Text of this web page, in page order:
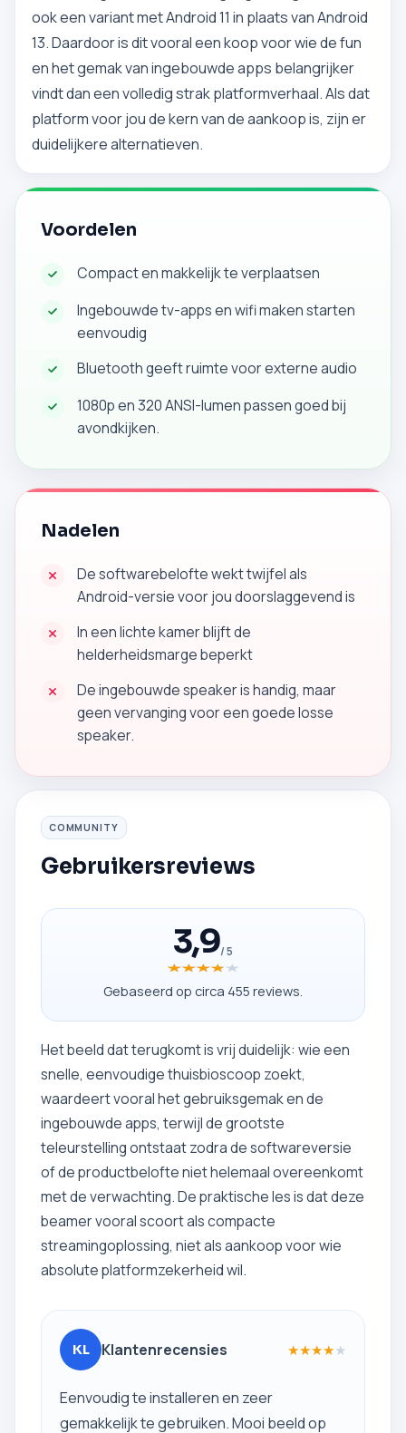
ook een variant met Android 11 in plaats van Android
13. Daardoor is dit vooral een koop voor wie de fun
en het gemak van ingebouwde apps belangrijker
vindt dan een volledig strak platformverhaal. Als dat
platform voor jou de kern van de aankoop is, zijn er
duidelijkere alternatieven.
Voordelen
Compact en makkelijk te verplaatsen
Ingebouwde tv-apps en wifi maken starten
eenvoudig
Bluetooth geeft ruimte voor externe audio
1080p en 320 ANSI-lumen passen goed bij
avondkijken.
Nadelen
De softwarebelofte wekt twijfel als
Android-versie voor jou doorslaggevend is
In een lichte kamer blijft de
helderheidsmarge beperkt
De ingebouwde speaker is handig, maar
geen vervanging voor een goede losse
speaker.
COMMUNITY
Gebruikersreviews
Het beeld dat terugkomt is vrij duidelijk: wie een
snelle, eenvoudige thuisbioscoop zoekt,
waardeert vooral het gebruiksgemak en de
ingebouwde apps, terwijl de grootste
teleurstelling ontstaat zodra de softwareversie
of de productbelofte niet helemaal overeenkomt
met de verwachting. De praktische les is dat deze
beamer vooral scoort als compacte
streamingoplossing, niet als aankoop voor wie
absolute platformzekerheid wil.
3,9/ 5
★★★★★
★★★★★
Gebaseerd op circa 455 reviews.
KL Klantenrecensies ★★★★★
Eenvoudig te installeren en zeer
gemakkelijk te gebruiken. Mooi beeld op